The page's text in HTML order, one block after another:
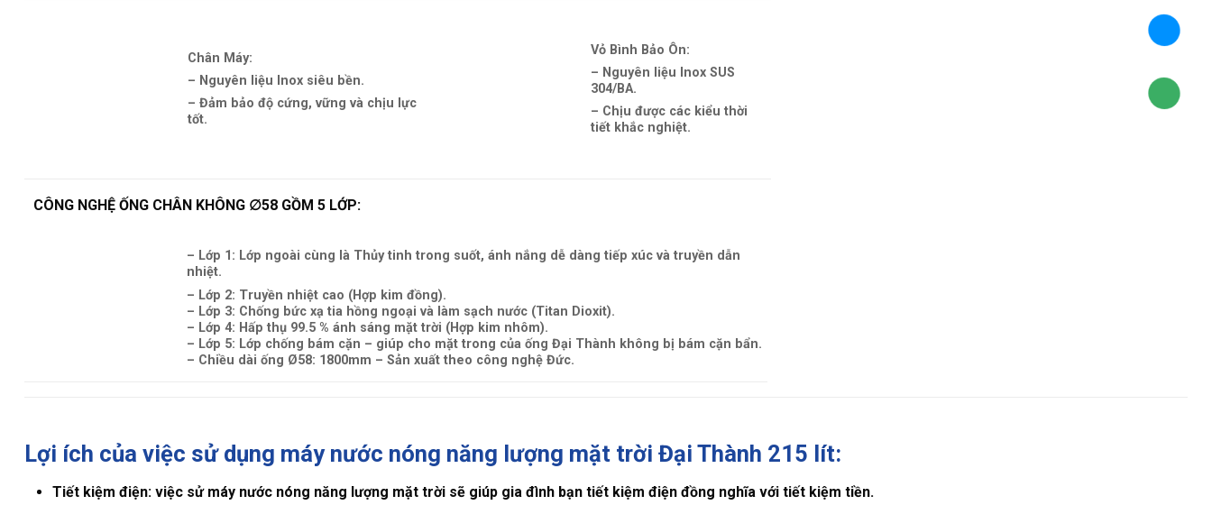
Chân Máy:
– Nguyên liệu Inox siêu bền.
– Đảm bảo độ cứng, vững và chịu lực
tốt.
Vỏ Bình Bảo Ôn:
– Nguyên liệu Inox SUS
304/BA.
– Chịu được các kiểu thời
tiết khắc nghiệt.
CÔNG NGHỆ ỐNG CHÂN KHÔNG ∅58 GỒM 5 LỚP:
– Lớp 1: Lớp ngoài cùng là Thủy tinh trong suốt, ánh nắng dễ dàng tiếp xúc và truyền dẫn
nhiệt.
– Lớp 2: Truyền nhiệt cao (Hợp kim đồng).
– Lớp 3: Chống bức xạ tia hồng ngoại và làm sạch nước (Titan Dioxit).
– Lớp 4: Hấp thụ 99.5 % ánh sáng mặt trời (Hợp kim nhôm).
– Lớp 5: Lớp chống bám cặn – giúp cho mặt trong của ống Đại Thành không bị bám cặn bẩn.
– Chiều dài ống Ø58: 1800mm – Sản xuất theo công nghệ Đức.
Lợi ích của việc sử dụng máy nước nóng năng lượng mặt trời Đại Thành 215 lít:
Tiết kiệm điện:việc sử máy nước nóng năng lượng mặt trời sẽ giúp gia đình bạn tiết kiệm điện đồng nghĩa với tiết kiệm tiền.